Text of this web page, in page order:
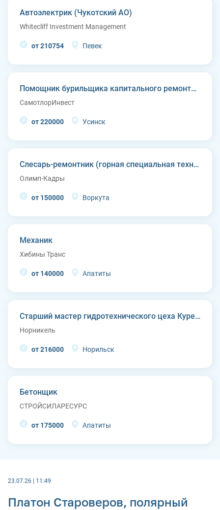
Автоэлектрик (Чукотский АО)
Whitecliff Investment Management
от 210754 Певек
Помощник бурильщика капитального ремонта скважин (КРС)
СамотлорИнвест
от 220000 Усинск
Слесарь-ремонтник (горная специальная техника)
Олимп-Кадры
от 150000 Воркута
Механик
Хибины Транс
от 140000 Апатиты
Старший мастер гидротехнического цеха Курейской ГЭС (п. Светлогорск)
Норникель
от 216000 Норильск
Бетонщик
СТРОЙСИЛАРЕСУРС
от 175000 Апатиты
23.07.26 | 11:49
Платон Староверов, полярный